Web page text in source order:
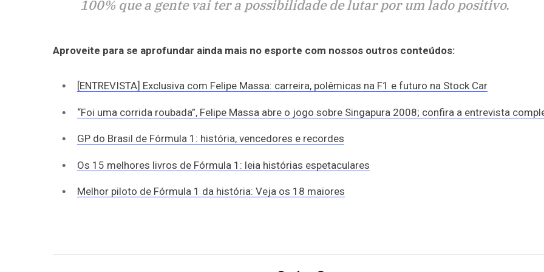
100% que a gente vai ter a possibilidade de lutar por um lado positivo.
Aproveite para se aprofundar ainda mais no esporte com nossos outros conteúdos:
[ENTREVISTA] Exclusiva com Felipe Massa: carreira, polêmicas na F1 e futuro na Stock Car
“Foi uma corrida roubada”, Felipe Massa abre o jogo sobre Singapura 2008; confira a entrevista
GP do Brasil de Fórmula 1: história, vencedores e recordes
Os 15 melhores livros de Fórmula 1: leia histórias espetaculares
Melhor piloto de Fórmula 1 da história: Veja os 18 maiores